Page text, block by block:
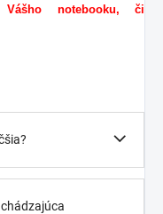
notebooku, či